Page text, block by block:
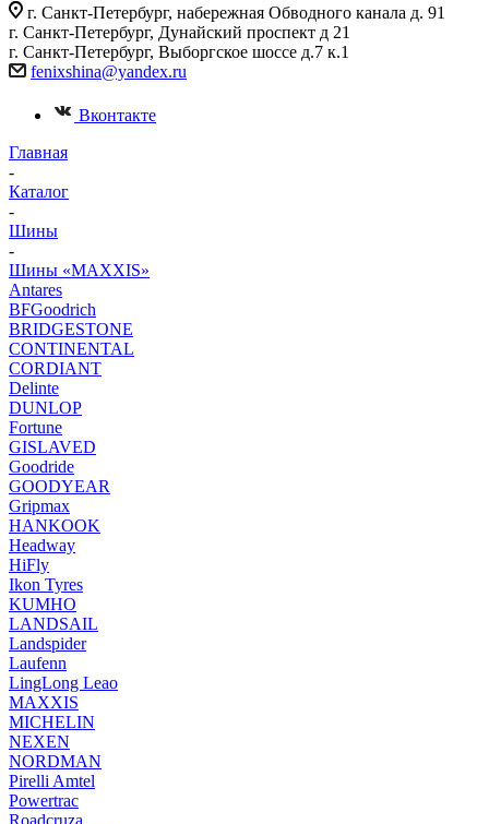
г. Санкт-Петербург, набережная Обводного канала д. 91
г. Санкт-Петербург, Дунайский проспект д 21
г. Санкт-Петербург, Выборгское шоссе д.7 к.1
fenixshina@yandex.ru
Вконтакте
Главная
-
Каталог
-
Шины
-
Шины «MAXXIS»
Antares
BFGoodrich
BRIDGESTONE
CONTINENTAL
CORDIANT
Delinte
DUNLOP
Fortune
GISLAVED
Goodride
GOODYEAR
Gripmax
HANKOOK
Headway
HiFly
Ikon Tyres
KUMHO
LANDSAIL
Landspider
Laufenn
LingLong Leao
MAXXIS
MICHELIN
NEXEN
NORDMAN
Pirelli Amtel
Powertrac
Roadcruza